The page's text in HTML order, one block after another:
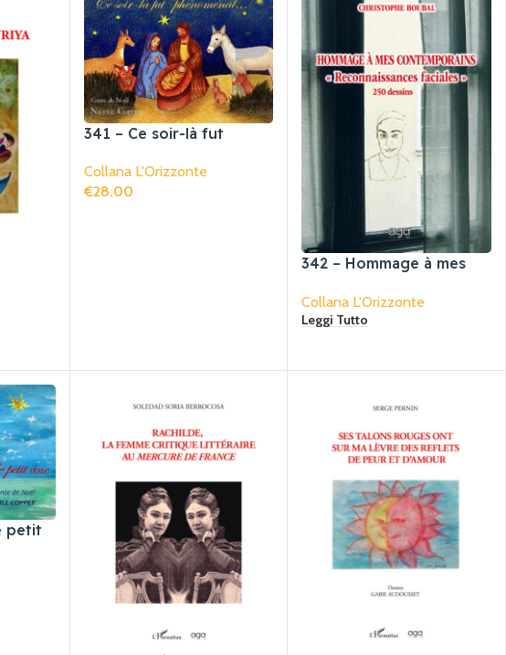
341 – Ce soir-là fut
Collana L'Orizzonte
€28.00
342 – Hommage à mes
Reconnaissances faciales
»
Collana L'Orizzonte
Leggi Tutto
petit